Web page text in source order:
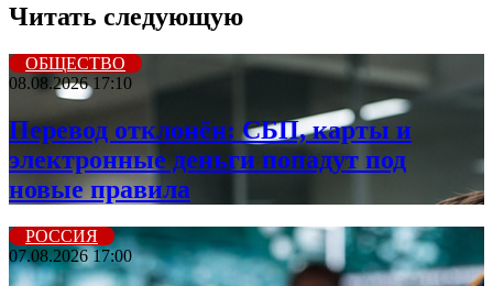
Читать следующую
ОБЩЕСТВО
08.08.2026 17:10
Перевод отклонён: СБП, карты и
электронные деньги попадут под
новые правила
РОССИЯ
07.08.2026 17:00